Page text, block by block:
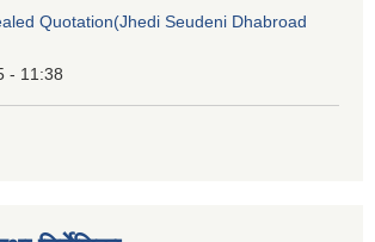
Quotation(Jhedi Seudeni Dhabroad
- 11:38